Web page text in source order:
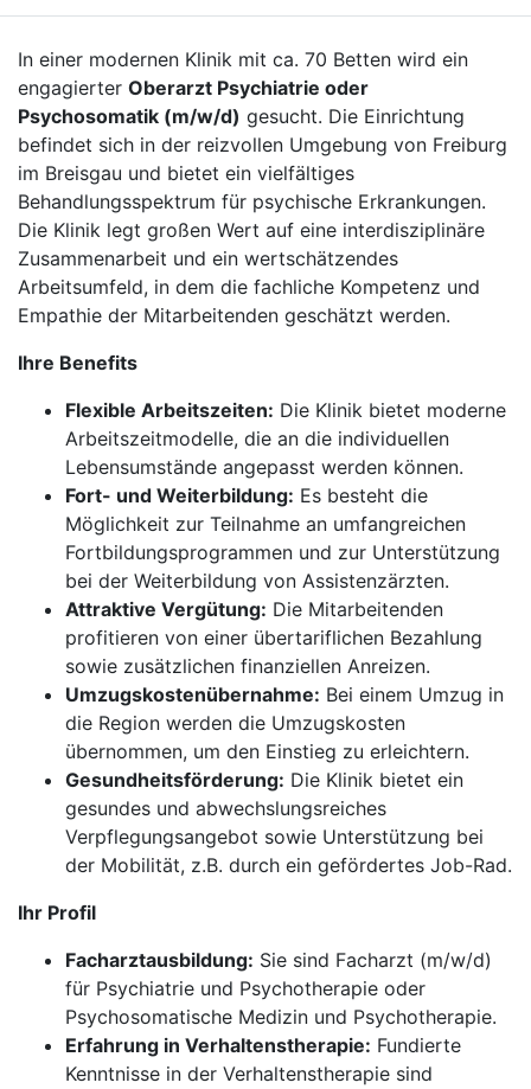
In einer modernen Klinik mit ca. 70 Betten wird ein
engagierter Oberarzt Psychiatrie oder
Psychosomatik (m/w/d) gesucht. Die Einrichtung
befindet sich in der reizvollen Umgebung von Freiburg
im Breisgau und bietet ein vielfältiges
Behandlungsspektrum für psychische Erkrankungen.
Die Klinik legt großen Wert auf eine interdisziplinäre
Zusammenarbeit und ein wertschätzendes
Arbeitsumfeld, in dem die fachliche Kompetenz und
Empathie der Mitarbeitenden geschätzt werden.
Ihre Benefits
Flexible Arbeitszeiten: Die Klinik bietet moderne
Arbeitszeitmodelle, die an die individuellen
Lebensumstände angepasst werden können.
Fort- und Weiterbildung: Es besteht die
Möglichkeit zur Teilnahme an umfangreichen
Fortbildungsprogrammen und zur Unterstützung
bei der Weiterbildung von Assistenzärzten.
Attraktive Vergütung: Die Mitarbeitenden
profitieren von einer übertariflichen Bezahlung
sowie zusätzlichen finanziellen Anreizen.
Umzugskostenübernahme: Bei einem Umzug in
die Region werden die Umzugskosten
übernommen, um den Einstieg zu erleichtern.
Gesundheitsförderung: Die Klinik bietet ein
gesundes und abwechslungsreiches
Verpflegungsangebot sowie Unterstützung bei
der Mobilität, z.B. durch ein gefördertes Job-Rad.
Ihr Profil
Facharztausbildung: Sie sind Facharzt (m/w/d)
für Psychiatrie und Psychotherapie oder
Psychosomatische Medizin und Psychotherapie.
Erfahrung in Verhaltenstherapie: Fundierte
Kenntnisse in der Verhaltenstherapie sind